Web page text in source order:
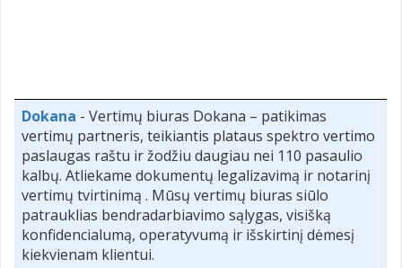
Dokana - Vertimų biuras Dokana – patikimas
vertimų partneris, teikiantis plataus spektro vertimo
paslaugas raštu ir žodžiu daugiau nei 110 pasaulio
kalbų. Atliekame dokumentų legalizavimą ir notarinį
vertimų tvirtinimą . Mūsų vertimų biuras siūlo
patrauklias bendradarbiavimo sąlygas, visišką
konfidencialumą, operatyvumą ir išskirtinį dėmesį
kiekvienam klientui.